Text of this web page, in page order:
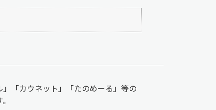
「カウネット」「たのめーる」等の